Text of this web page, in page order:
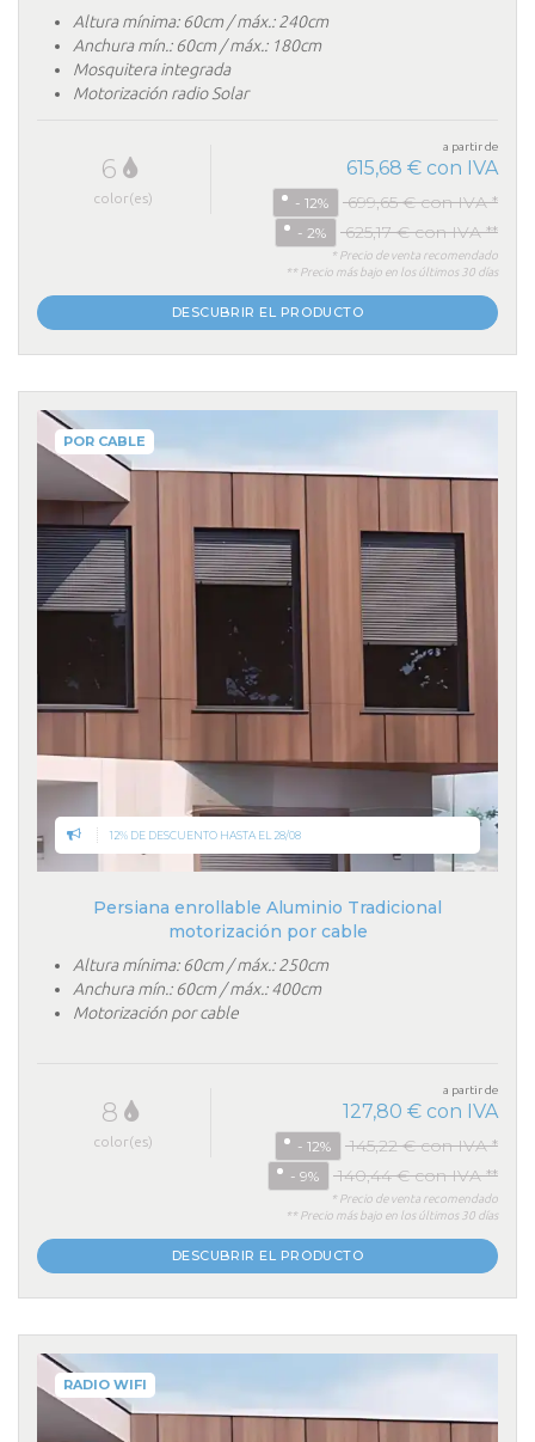
Altura mínima: 60cm / máx.: 240cm
Anchura mín.: 60cm / máx.: 180cm
Mosquitera integrada
Motorización radio Solar
6
color(es)
a partir de
615,68 € con IVA
- 12% 699,65 € con IVA *
- 2% 625,17 € con IVA **
* Precio de venta recomendado
** Precio más bajo en los últimos 30 días
DESCUBRIR EL PRODUCTO
POR CABLE
12% DE DESCUENTO HASTA EL 28/08
Persiana enrollable Aluminio Tradicional
motorización por cable
Altura mínima: 60cm / máx.: 250cm
Anchura mín.: 60cm / máx.: 400cm
Motorización por cable
8
color(es)
a partir de
127,80 € con IVA
- 12% 145,22 € con IVA *
- 9% 140,44 € con IVA **
* Precio de venta recomendado
** Precio más bajo en los últimos 30 días
DESCUBRIR EL PRODUCTO
RADIO WIFI